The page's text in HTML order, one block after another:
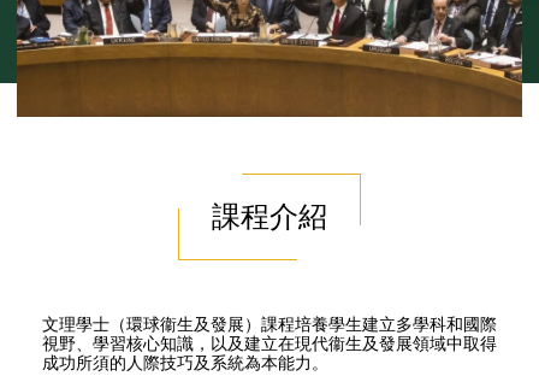
課程介紹
文理學士（環球衞生及發展）課程培養學生建立多學科和國際
視野、學習核心知識，以及建立在現代衞生及發展領域中取得
成功所須的人際技巧及系統為本能力。